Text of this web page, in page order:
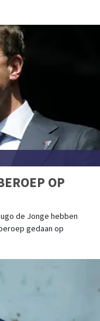
OP
de Jonge hebben
gedaan op